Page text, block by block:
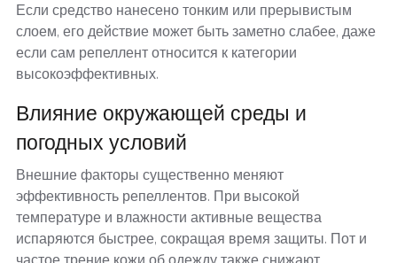
Если средство нанесено тонким или прерывистым
слоем, его действие может быть заметно слабее, даже
если сам репеллент относится к категории
высокоэффективных.
Влияние окружающей среды и
погодных условий
Внешние факторы существенно меняют
эффективность репеллентов. При высокой
температуре и влажности активные вещества
испаряются быстрее, сокращая время защиты. Пот и